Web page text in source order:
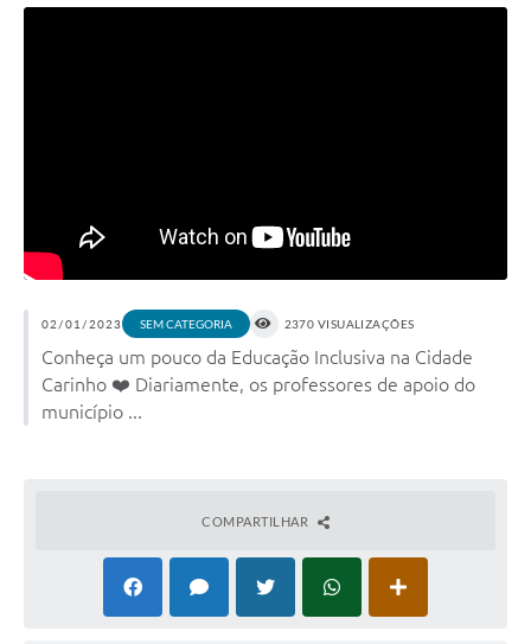
02/01/2023 SEM CATEGORIA 2370 VISUALIZAÇÕES
Conheça um pouco da Educação Inclusiva na Cidade
Carinho ❤️ Diariamente, os professores de apoio do
município ...
COMPARTILHAR